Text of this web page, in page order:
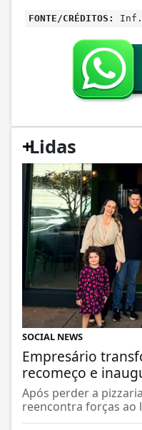
FONTE/CRÉDITOS: Inf.
+
Lidas
SOCIAL NEWS
Empresário
recomeço e
Após perder a
reencontra forças ao